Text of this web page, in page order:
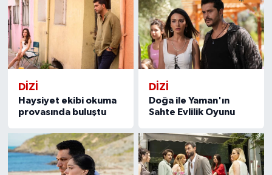
DİZİ
Haysiyet ekibi okuma
provasında buluştu
DİZİ
Doğa ile Yaman'ın
Sahte Evlilik Oyunu